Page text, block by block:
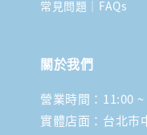
常見問題｜FAQs
關於我們
營業時間：11:00 ~
實體店面：台北市